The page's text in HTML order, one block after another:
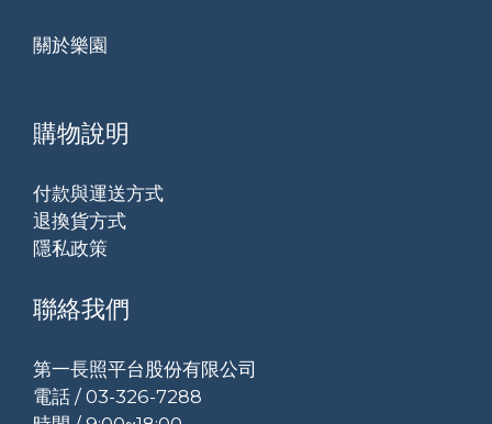
關於樂園
購物說明
付款與運送方式
退換貨方式
隱私政策
聯絡我們
第一長照平台股份有限公司
電話 / 03-326-7288